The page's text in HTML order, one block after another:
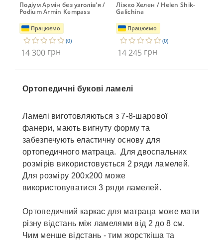
Подіум Армін без узголів'я /
Podium Armin Kempass
Працюємо
(0)
14 300 грн
Ліжко Хелен / Helen Shik-
Galichina
Працюємо
(0)
14 245 грн
Ортопедичні букові ламелі
Ламелі виготовляються з 7-8-шарової
фанери, мають вигнуту форму та
забезпечують еластичну основу для
ортопедичного матраца. Для двоспальних
розмірів використовується 2 ряди ламелей.
Для розміру 200х200 може
використовуватися 3 ряди ламелей.
Ортопедичний каркас для матраца може мати
різну відстань між ламелями від 2 до 8 см.
Чим менше відстань - тим жорсткіша та